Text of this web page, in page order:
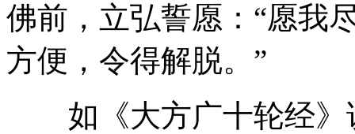
佛前，立弘誓愿：“愿我
方便，令得解脱。”
如《大方广十轮经》